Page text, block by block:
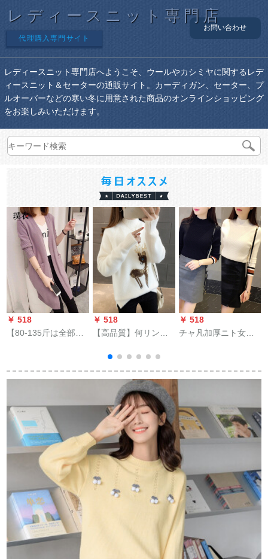
レディースニット専門店
代理購入専門サイト
お問い合わせ
レディースニット専門店へようこそ、ウールやカシミヤに関するレデ
ィースニット＆セーターの通販サイト。カーディガン、セーター、プ
ルオーバーなどの寒い冬に用意された商品のオンラインショッピング
をお楽しみいただけます。
￥ 518
【80-135斤は全部持
ディック0817紫(提案
￥ 518
【高品質】何リンニ
ーの中でログネル無
地のゆるいい韓国フ
ァンシー天女厚手セ
がいます。
￥ 518
チャ凡加厚ニト女
るのストレープ女韩
半タルネル上047黒